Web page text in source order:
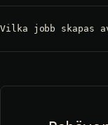
Vilka jobb skapas